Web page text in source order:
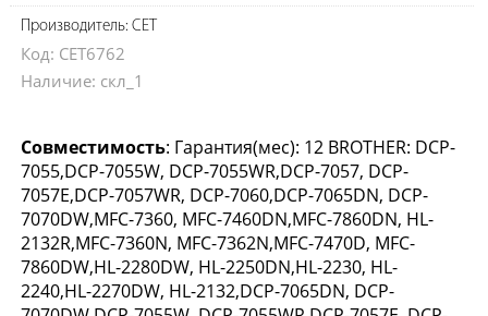
Производитель: CET
Код: CET6762
Наличие: скл_1
Совместимость: Гарантия(мес): 12 BROTHER: DCP-
7055,DCP-7055W, DCP-7055WR,DCP-7057, DCP-
7057E,DCP-7057WR, DCP-7060,DCP-7065DN, DCP-
7070DW,MFC-7360, MFC-7460DN,MFC-7860DN, HL-
2132R,MFC-7360N, MFC-7362N,MFC-7470D, MFC-
7860DW,HL-2280DW, HL-2250DN,HL-2230, HL-
2240,HL-2270DW, HL-2132,DCP-7065DN, DCP-